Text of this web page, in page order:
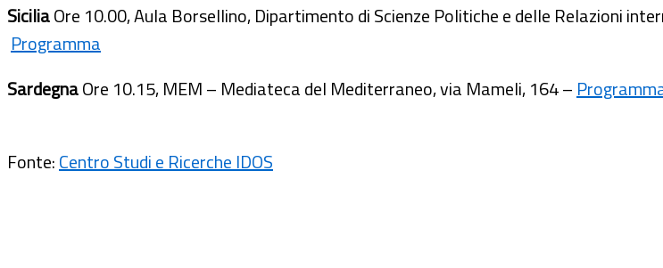
SiciliaOre 10.00, Aula Borsellino, Dipartimento di Scienze Politiche e delle Relazioni
Programma
SardegnaOre 10.15, MEM – Mediateca del Mediterraneo, via Mameli, 164 –
Fonte:Centro Studi e Ricerche IDOS